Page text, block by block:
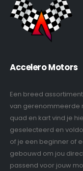
Accelero Motors
Een breed
van gerenommeerde
quad en kart vind je
geselecteerd en
of je een beginner of
gebouwd om jou
passend voor jouw